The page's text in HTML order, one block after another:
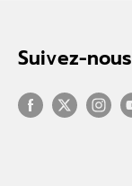
Suivez-nous